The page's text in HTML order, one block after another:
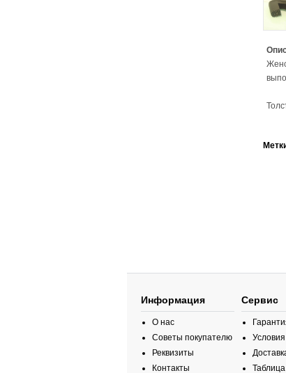
Информация
О нас
Советы покупателю
Реквизиты
Контакты
Сервис